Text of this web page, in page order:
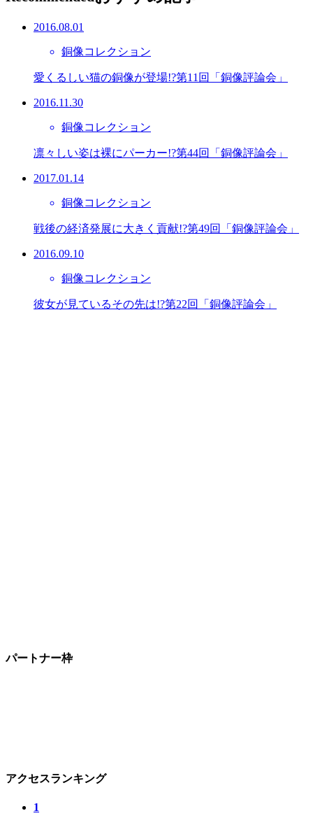
2016.08.01
銅像コレクション
愛くるしい猫の銅像が登場!?第11回「銅像評論会」
2016.11.30
銅像コレクション
凛々しい姿は裸にパーカー!?第44回「銅像評論会」
2017.01.14
銅像コレクション
戦後の経済発展に大きく貢献!?第49回「銅像評論会」
2016.09.10
銅像コレクション
彼女が見ているその先は!?第22回「銅像評論会」
パートナー枠
アクセスランキング
1